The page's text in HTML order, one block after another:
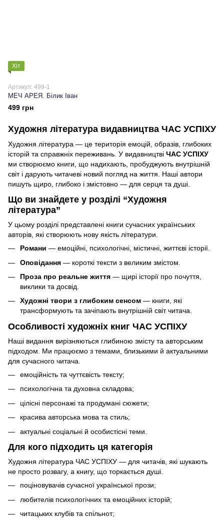
Хіт
Артикул: 499-1
МЕЧ АРЕЯ. Білик Іван
499 грн
Художня література видавництва ЧАС УСПІХУ
Художня література — це територія емоцій, образів, глибоких
історій та справжніх переживань. У видавництві ЧАС УСПІХУ
ми створюємо книги, що надихають, пробуджують внутрішній
світ і дарують читачеві новий погляд на життя. Наші автори
пишуть щиро, глибоко і змістовно — для серця та душі.
Що ви знайдете у розділі “Художня
література”
У цьому розділі представлені книги сучасних українських
авторів, які створюють нову якість літератури.
Романи — емоційні, психологічні, містичні, життєві історії.
Оповідання — короткі тексти з великим змістом.
Проза про реальне життя — щирі історії про почуття,
виклики та досвід.
Художні твори з глибоким сенсом — книги, які
трансформують та зачіпають внутрішній світ читача.
Особливості художніх книг ЧАС УСПІХУ
Наші видання вирізняються глибиною змісту та авторським
підходом. Ми працюємо з темами, близькими й актуальними
для сучасного читача.
емоційність та чуттєвість тексту;
психологічна та духовна складова;
цілісні персонажі та продумані сюжети;
красива авторська мова та стиль;
актуальні соціальні й особистісні теми.
Для кого підходить ця категорія
Художня література ЧАС УСПІХУ — для читачів, які шукають
не просто розвагу, а книгу, що торкається душі.
поціновувачів сучасної української прози;
любителів психологічних та емоційних історій;
читацьких клубів та спільнот;